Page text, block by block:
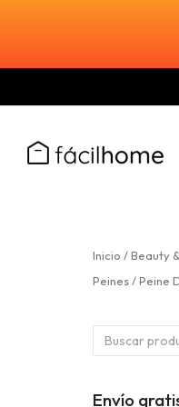
Inicio /Beauty
Peines/ Peine
Buscar
Envío